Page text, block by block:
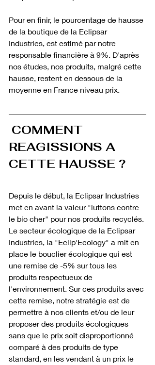
Pour en finir, le pourcentage de hausse
de la boutique de la Eclipsar
Industries, est estimé par notre
responsable financière à 9%. D'après
nos études, nos produits, malgré cette
hausse, restent en dessous de la
moyenne en France niveau prix.
COMMENT
REAGISSIONS A
CETTE HAUSSE ?
Depuis le début, la Eclipsar Industries
met en avant la valeur "luttons contre
le bio cher" pour nos produits recyclés.
Le secteur écologique de la Eclipsar
Industries, la "Eclip'Ecology" a mit en
place le bouclier écologique qui est
une remise de -5% sur tous les
produits respectueux de
l'environnement. Sur ces produits avec
cette remise, notre stratégie est de
permettre à nos clients et/ou de leur
proposer des produits écologiques
sans que le prix soit disproportionné
comparé à des produits de type
standard, en les vendant à un prix le